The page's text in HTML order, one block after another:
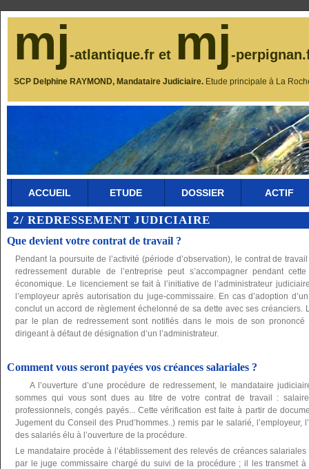
mj-atlantique.fr et mj-
SCP Delphine RAYMOND, Mandataire Judiciaire. Etude principale à La
ACCUEIL ETUDE DOSSIER ACTIF
2/ REDRESSEMENT JUDICIAIRE
Que devient votre contrat de travail ?
Pendant la poursuite de l’activité (période d’observation), le contrat de
redressement durable de l’entreprise peut s’accompagner pendant
économique. Le licenciement se fait à l’initiative de l’administrateur
l’employeur après autorisation du juge-commissaire. En cas d’adoption
conclut un accord de règlement échelonné de sa dette avec ses créanciers.
par le plan de redressement sont notifiés dans le mois de son prononcé
dirigeant à défaut de désignation d’un l’administrateur.
Comment vous seront payées vos créances salariales ?
A l’ouverture d’une procédure de redressement, le mandataire
sommes qui vous sont dues au titre de votre contrat de travail :
professionnels, congés payés... Cette vérification est faite à partir de
Jugement du Conseil des Prud’hommes..) remis par le salarié, l’employeur,
des salariés élu à l’ouverture de la procédure.
Le mandataire procède à l’établissement des relevés de créances
par le juge commissaire chargé du suivi de la procédure ; il les transmet à